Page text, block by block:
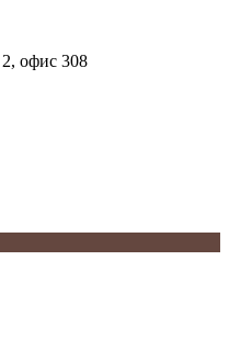
офис 308